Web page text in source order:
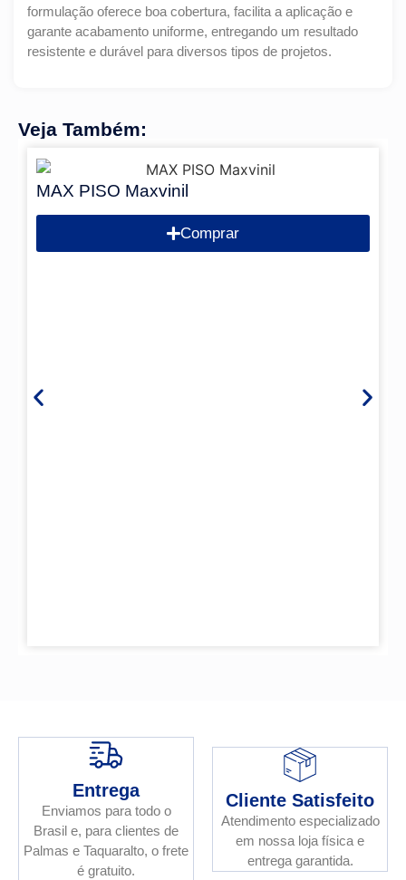
formulação oferece boa cobertura, facilita a aplicação e
garante acabamento uniforme, entregando um resultado
resistente e durável para diversos tipos de projetos.
Veja Também:
MAX PISO Maxvinil
Comprar
Entrega
Enviamos para todo o
Brasil e, para clientes de
Palmas e Taquaralto, o frete
é gratuito.
Cliente Satisfeito
Atendimento especializado
em nossa loja física e
entrega garantida.